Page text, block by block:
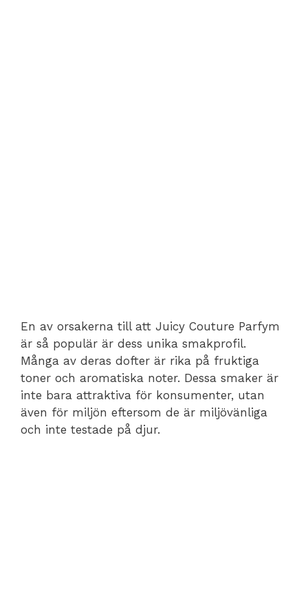
En av orsakerna till att Juicy Couture Parfym
är så populär är dess unika smakprofil.
Många av deras dofter är rika på fruktiga
toner och aromatiska noter. Dessa smaker är
inte bara attraktiva för konsumenter, utan
även för miljön eftersom de är miljövänliga
och inte testade på djur.